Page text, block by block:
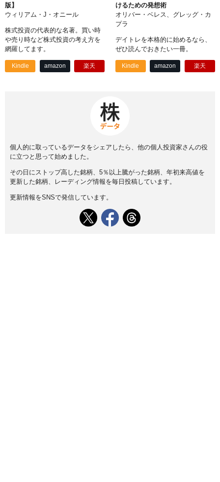
版】
ウィリアム・J・オニール
株式投資の代表的な名著。買い時
や売り時など株式投資の考え方を
網羅してます。
Kindle amazon 楽天
けるための発想術
オリバー・ベレス、グレッグ・カ
プラ
デイトレを本格的に始めるなら、
ぜひ読んでおきたい一冊。
Kindle amazon 楽天
個人的に取っているデータをシェアしたら、他の個人投資家さんの役
に立つと思って始めました。
その日にストップ高した銘柄、5％以上騰がった銘柄、年初来高値を
更新した銘柄、レーディング情報を毎日投稿しています。
更新情報をSNSで発信しています。